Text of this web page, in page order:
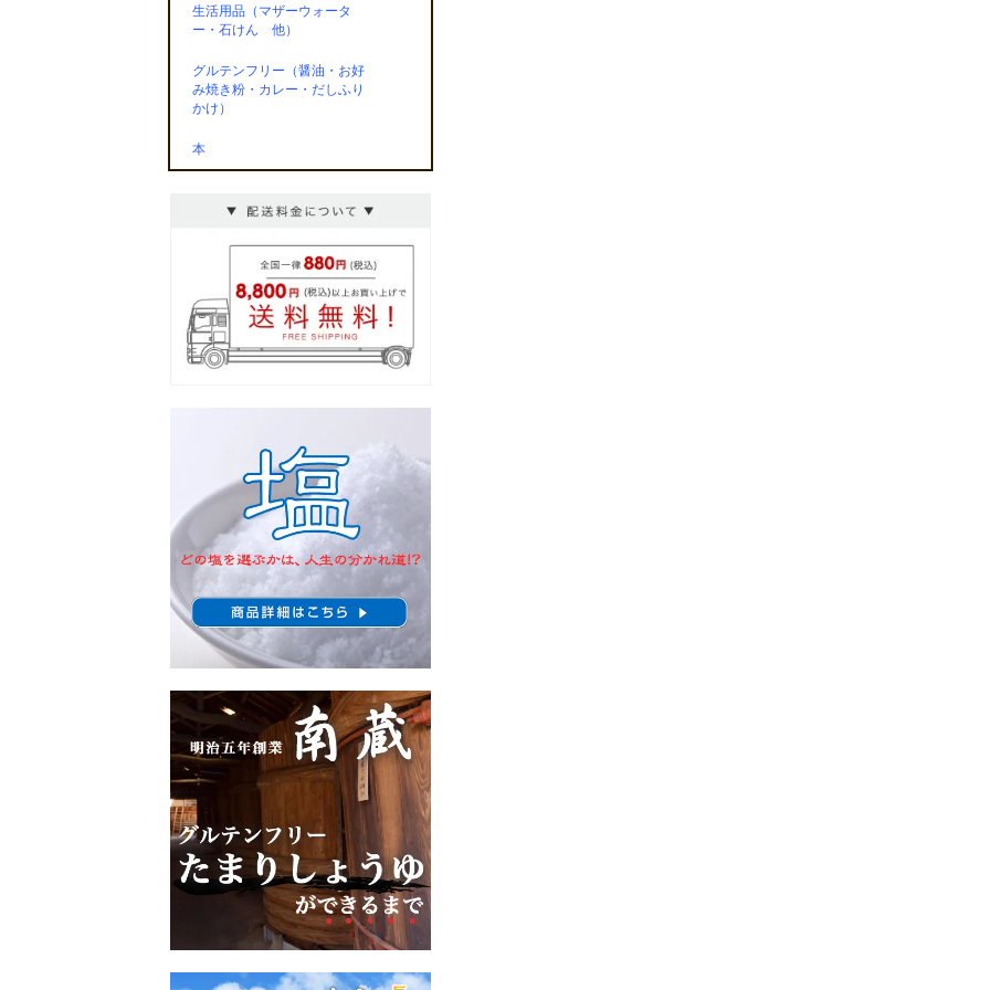
生活用品（マザーウォータ
ー・石けん 他）
グルテンフリー（醤油・お好
み焼き粉・カレー・だしふり
かけ）
本